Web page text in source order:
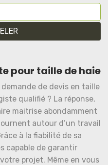
pour taille de haie
de devis en taille
qualifié ? La réponse,
maitrise abondamment
autour d’un travail
à la fiabilité de sa
capable de garantir
projet. Même en vous